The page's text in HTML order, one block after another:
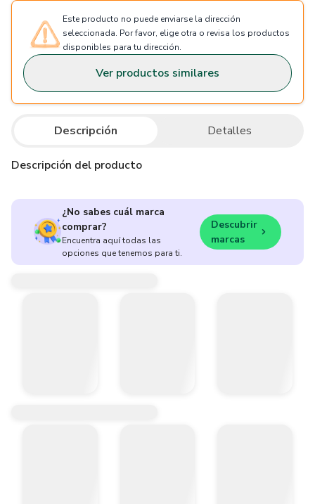
Este producto no puede enviarse la dirección
seleccionada. Por favor, elige otra o revisa los productos
disponibles para tu dirección.
Ver productos similares
Descripción Detalles
Descripción del producto
¿No sabes cuál marca
comprar?
Encuentra aquí todas las
opciones que tenemos para ti.
Descubrir
marcas